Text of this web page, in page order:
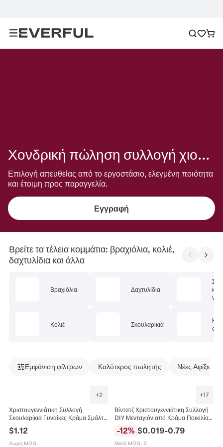
Χονδρική πώληση συλλογή χιονονιφάδας
Επιλογή απευθείας από το εργοστάσιο, ελεγμένη ποιότητα
και έτοιμη προς παραγγελία.
Εγγραφή
Βρείτε τα τέλεια κομμάτια: βραχιόλια, κολιέ,
δαχτυλίδια και άλλα
Βραχιόλια
Κολιέ
Δαχτυλίδια
Σκουλαρίκια
Σετ
ν
Εμφάνιση φίλτρων Καλύτερος πωλητής Νέες Αφίξεις
+2
Χριστουγεννιάτικη Συλλογή
Σκουλαρίκια Γυναίκες Κράμα Σμάλτο
Άγιος Βασίλης Τάρανδος
Χιονονιφάδα Χριστουγεννιάτικο
Δέντρο Στρας Τεχνητό Μαργαριτάρι
$1.12
Χωρίς MOQ
+17
Βίντατζ Χριστουγεννιάτικη Συλλογή
DIY Μενταγιόν από Κράμα Ποικιλία
Χρυσή Χιονονιφάδα Άγιος Βασίλης
Χιονάνθρωπος Τάρανδος Για
Κατασκευή Κοσμημάτων Αξεσουάρ
-12% $0.019-0.79
Μικτό MOQ : 2